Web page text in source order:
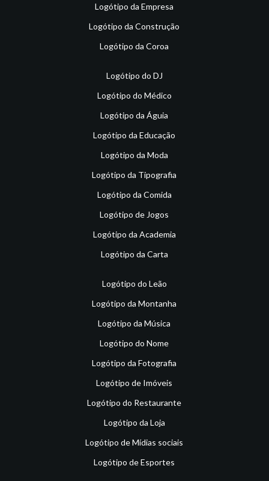
Logótipo da Empresa
Logótipo da Construção
Logótipo da Coroa
Logótipo do DJ
Logótipo do Médico
Logótipo da Águia
Logótipo da Educação
Logótipo da Moda
Logótipo da Tipografia
Logótipo da Comida
Logótipo de Jogos
Logótipo da Academia
Logótipo da Carta
Logótipo do Leão
Logótipo da Montanha
Logótipo da Música
Logótipo do Nome
Logótipo da Fotografia
Logótipo de Imóveis
Logótipo do Restaurante
Logótipo da Loja
Logótipo de Mídias sociais
Logótipo de Esportes